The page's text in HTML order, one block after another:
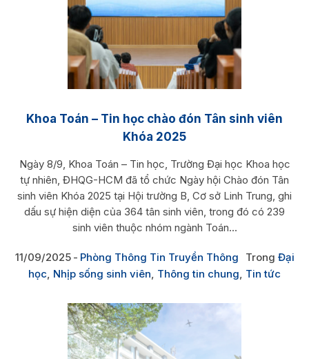
Khoa Toán – Tin học chào đón Tân sinh viên
Khóa 2025
Ngày 8/9, Khoa Toán – Tin học, Trường Đại học Khoa học
tự nhiên, ĐHQG-HCM đã tổ chức Ngày hội Chào đón Tân
sinh viên Khóa 2025 tại Hội trường B, Cơ sở Linh Trung, ghi
dấu sự hiện diện của 364 tân sinh viên, trong đó có 239
sinh viên thuộc nhóm ngành Toán...
11/09/2025 Phòng Thông Tin Truyền Thông Trong Đại
học Nhịp sống sinh viên Thông tin chung Tin tức